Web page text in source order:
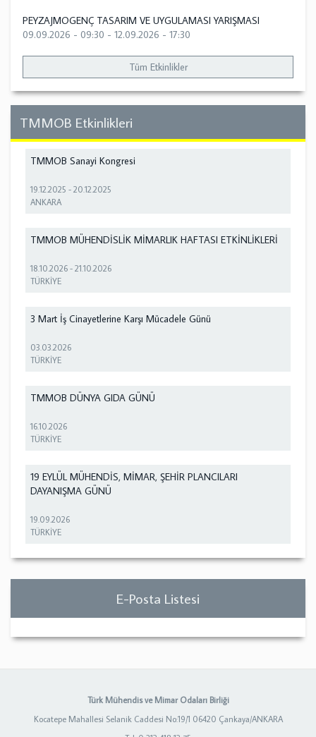
PEYZAJMOGENÇ TASARIM VE UYGULAMASI YARIŞMASI
09.09.2026 - 09:30 - 12.09.2026 - 17:30
Tüm Etkinlikler
TMMOB Etkinlikleri
TMMOB Sanayi Kongresi
19.12.2025 -20.12.2025
ANKARA
TMMOB MÜHENDİSLİK MİMARLIK HAFTASI ETKİNLİKLERİ
18.10.2026 -21.10.2026
TÜRKİYE
3 Mart İş Cinayetlerine Karşı Mücadele Günü
03.03.2026
TÜRKİYE
TMMOB DÜNYA GIDA GÜNÜ
16.10.2026
TÜRKİYE
19 EYLÜL MÜHENDİS, MİMAR, ŞEHİR PLANCILARI
DAYANIŞMA GÜNÜ
19.09.2026
TÜRKİYE
E-Posta Listesi
Türk Mühendis ve Mimar Odaları Birliği
Kocatepe Mahallesi Selanik Caddesi No:19/1 06420 Çankaya/ANKARA